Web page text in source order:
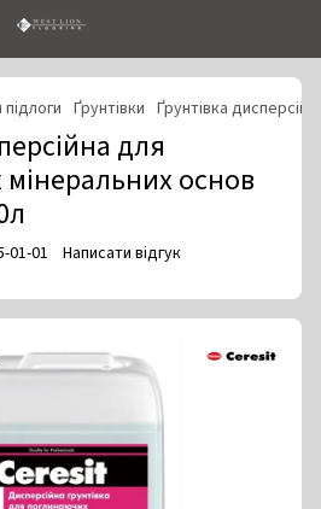
Ґрунтівки Ґрунтівка
для
основ
01-01 Написати відгук